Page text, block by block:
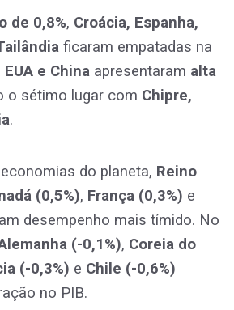
de 0,8%, Croácia, Espanha,
ficaram empatadas na
EUA e China apresentaram alta
o sétimo lugar com Chipre,
.
do planeta, Reino
(0,5%), França (0,3%) e
desempenho mais tímido. No
(-0,1%), Coreia do
(-0,3%) e Chile (-0,6%)
no PIB.